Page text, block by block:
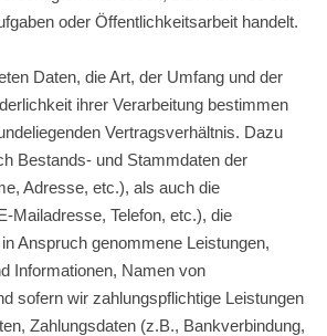
oder Öffentlichkeitsarbeit handelt.
Daten, die Art, der Umfang und der
ihrer Verarbeitung bestimmen
Vertragsverhältnis. Dazu
Bestands- und Stammdaten der
Adresse, etc.), als auch die
Mailadresse, Telefon, etc.), die
Anspruch genommene Leistungen,
Informationen, Namen von
sofern wir zahlungspflichtige Leistungen
Zahlungsdaten (z.B., Bankverbindung,